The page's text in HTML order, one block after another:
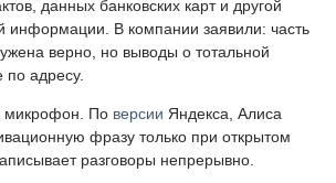
данных банковских карт и другой
информации. В компании заявили: часть
верно, но выводы о тотальной
по адресу.
микрофон. По версии Яндекса, Алиса
фразу только при открытом
разговоры непрерывно.